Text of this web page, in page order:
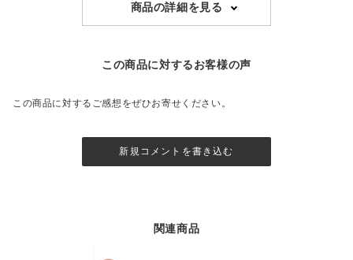
商品の詳細を見る
この商品に対するお客様の声
この商品に対するご感想をぜひお寄せください。
新規コメントを書き込む
関連商品